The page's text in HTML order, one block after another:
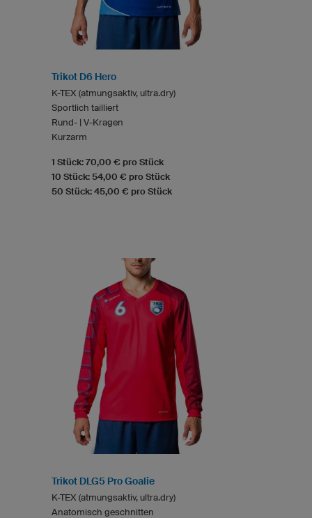
Trikot D6 Hero
K-TEX (atmungsaktiv, ultra.dry)
Sportlich tailliert
Rund- | V-Kragen
Kurzarm
1 Stück: 70,00 € pro Stück
10 Stück: 54,00 € pro Stück
50 Stück: 45,00 € pro Stück
Trikot DLG5 Pro Goalie
K-TEX (atmungsaktiv, ultra.dry)
Anatomisch geschnitten